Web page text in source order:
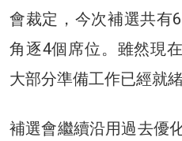
會裁定，今次補選共有
角逐4個席位。雖然現
大部分準備工作已經就緒
補選會繼續沿用過去優